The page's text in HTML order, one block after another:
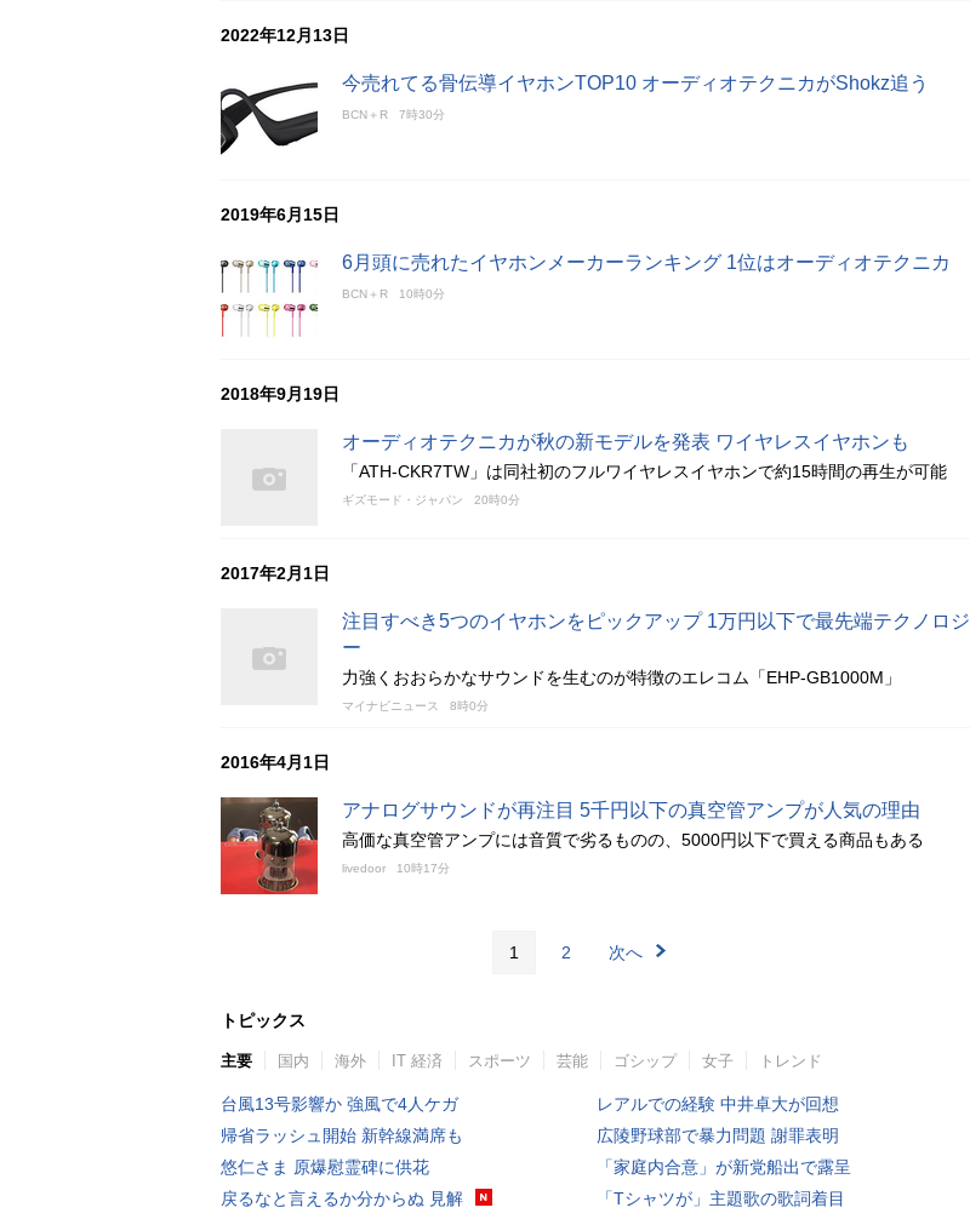
2022年12月13日
今売れてる骨伝導イヤホンTOP10 オーディオテクニカがShokz追う
BCN＋R 7時30分
2019年6月15日
6月頭に売れたイヤホンメーカーランキング 1位はオーディオテクニカ
BCN＋R 10時0分
2018年9月19日
オーディオテクニカが秋の新モデルを発表 ワイヤレスイヤホンも
「ATH-CKR7TW」は同社初のフルワイヤレスイヤホンで約15時間の再生が可能
ギズモード・ジャパン 20時0分
2017年2月1日
注目すべき5つのイヤホンをピックアップ 1万円以下で最先端テクノロジ
ー
力強くおおらかなサウンドを生むのが特徴のエレコム「EHP-GB1000M」
マイナビニュース 8時0分
2016年4月1日
アナログサウンドが再注目 5千円以下の真空管アンプが人気の理由
高価な真空管アンプには音質で劣るものの、5000円以下で買える商品もある
livedoor 10時17分
1 2 次へ
トピックス
主要 国内 海外 IT 経済 スポーツ 芸能 ゴシップ 女子 トレンド
台風13号影響か 強風で4人ケガ
帰省ラッシュ開始 新幹線満席も
悠仁さま 原爆慰霊碑に供花
戻るなと言えるか分からぬ 見解
レアルでの経験 中井卓大が回想
広陵野球部で暴力問題 謝罪表明
「家庭内合意」が新党船出で露呈
「Tシャツが」主題歌の歌詞着目